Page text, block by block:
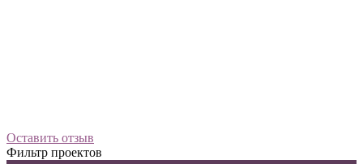
Оставить отзыв
Фильтр проектов